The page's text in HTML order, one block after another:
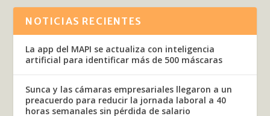
NOTICIAS RECIENTES
La app del MAPI se actualiza con inteligencia
artificial para identificar más de 500 máscaras
Sunca y las cámaras empresariales llegaron a un
preacuerdo para reducir la jornada laboral a 40
horas semanales sin pérdida de salario